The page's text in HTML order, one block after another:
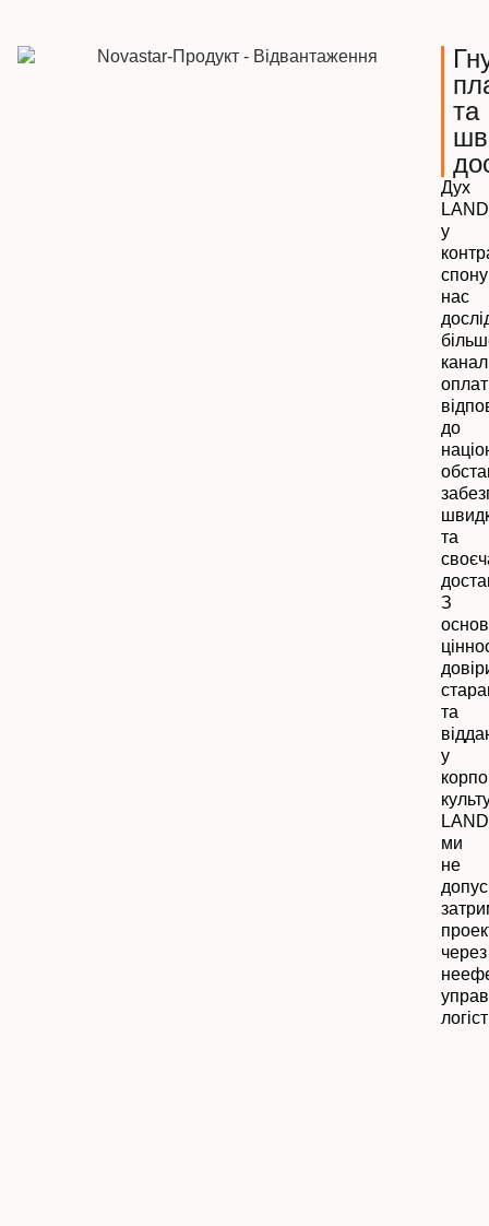
та
Дух
у
нас
до
та
З
та
у
ми
не
через